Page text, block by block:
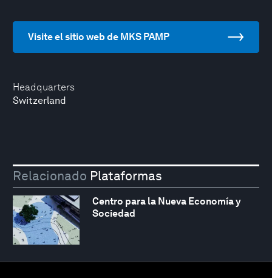
Headquarters
Switzerland
Visite el sitio web de MKS PAMP
Relacionado Plataformas
Centro para la Nueva Economía y
Sociedad